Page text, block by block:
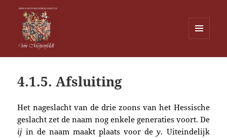
WIDGETS
4.1.5. Afsluiting
Het nageslacht van de drie zoons van het Hessische
geslacht zet de naam nog enkele generaties voort. De
ijin de naam maakt plaats voor dey. Uiteindelijk